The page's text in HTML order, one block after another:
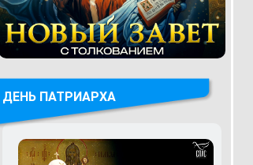
ДЕНЬ ПАТРИАРХА